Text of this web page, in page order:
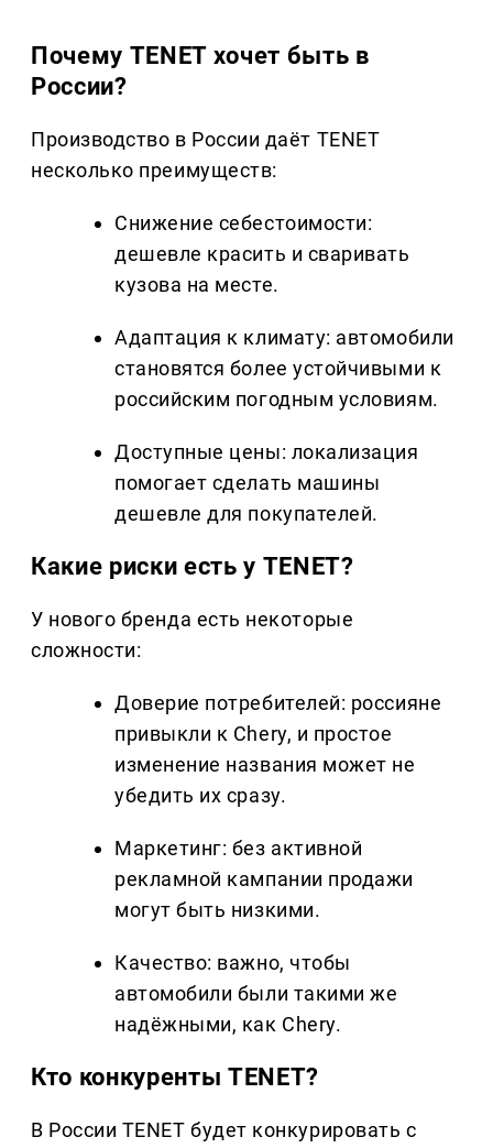
Почему TENET хочет быть в
России?
Производство в России даёт TENET
несколько преимуществ:
Снижение себестоимости:
дешевле красить и сваривать
кузова на месте.
Адаптация к климату: автомобили
становятся более устойчивыми к
российским погодным условиям.
Доступные цены: локализация
помогает сделать машины
дешевле для покупателей.
Какие риски есть у TENET?
У нового бренда есть некоторые
сложности:
Доверие потребителей: россияне
привыкли к Chery, и простое
изменение названия может не
убедить их сразу.
Маркетинг: без активной
рекламной кампании продажи
могут быть низкими.
Качество: важно, чтобы
автомобили были такими же
надёжными, как Chery.
Кто конкуренты TENET?
В России TENET будет конкурировать с